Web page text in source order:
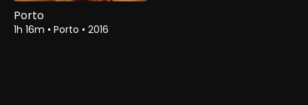
Porto
1h 16m • Porto • 2016